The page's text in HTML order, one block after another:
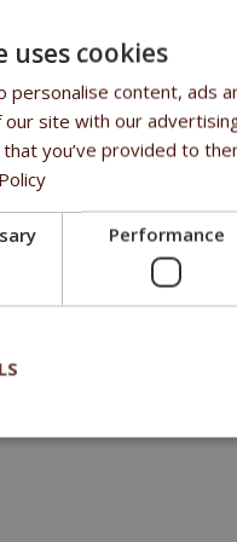
sistema inmunitario y
salmón de salmones
los ácidos grasos
uses cookies
personalise content, ads
site with our
you’ve provided to
Performance